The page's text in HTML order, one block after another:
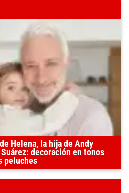
Helena, la hija de Andy
decoración en tonos
peluches